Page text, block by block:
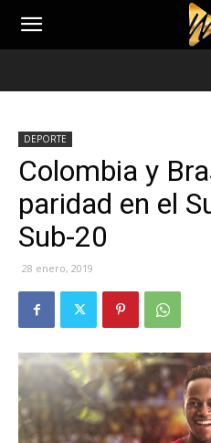
DEPORTE
Colombia y
paridad en el
Sub-20
28 enero, 2019